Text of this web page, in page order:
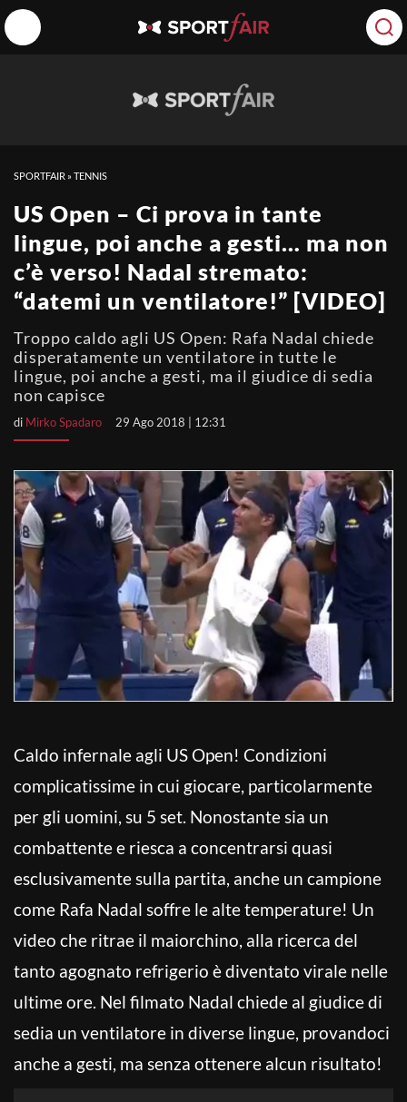
SPORTFAIR »TENNIS
US Open – Ci prova in tante
lingue, poi anche a gesti… ma non
c’è verso! Nadal stremato:
“datemi un ventilatore!” [VIDEO]
Troppo caldo agli US Open: Rafa Nadal chiede
disperatamente un ventilatore in tutte le
lingue, poi anche a gesti, ma il giudice di sedia
non capisce
di Mirko Spadaro 29 Ago 2018 | 12:31
Caldo infernale agli US Open! Condizioni
complicatissime in cui giocare, particolarmente
per gli uomini, su 5 set. Nonostante sia un
combattente e riesca a concentrarsi quasi
esclusivamente sulla partita, anche un campione
come Rafa Nadal soffre le alte temperature! Un
video che ritrae il maiorchino, alla ricerca del
tanto agognato refrigerio è diventato virale nelle
ultime ore. Nel filmato Nadal chiede al giudice di
sedia un ventilatore in diverse lingue, provandoci
anche a gesti, ma senza ottenere alcun risultato!